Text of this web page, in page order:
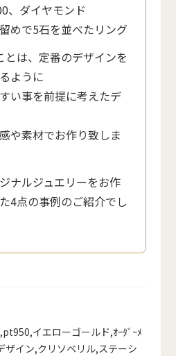
、ダイヤモンド
めで5石を並べたリング
とは、定番のデザインを
ように
い事を前提に考えたデ
や素材でお作り致しま
ナルジュエリーをお作
4点の事例のご紹介でし
,pt950,イエローゴールド,ｵｰﾀﾞｰﾒ
ザイン,クリソベリル,ステーシ